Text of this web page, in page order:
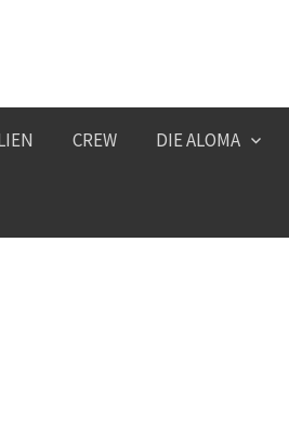
CREW DIE ALOMA